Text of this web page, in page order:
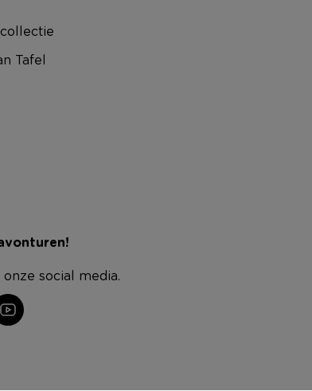
Tafel
social media.